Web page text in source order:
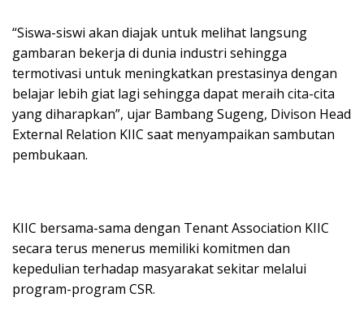
“Siswa-siswi akan diajak untuk melihat langsung
gambaran bekerja di dunia industri sehingga
termotivasi untuk meningkatkan prestasinya dengan
belajar lebih giat lagi sehingga dapat meraih cita-cita
yang diharapkan”, ujar Bambang Sugeng, Divison Head
External Relation KIIC saat menyampaikan sambutan
pembukaan.
KIIC bersama-sama dengan Tenant Association KIIC
secara terus menerus memiliki komitmen dan
kepedulian terhadap masyarakat sekitar melalui
program-program CSR.